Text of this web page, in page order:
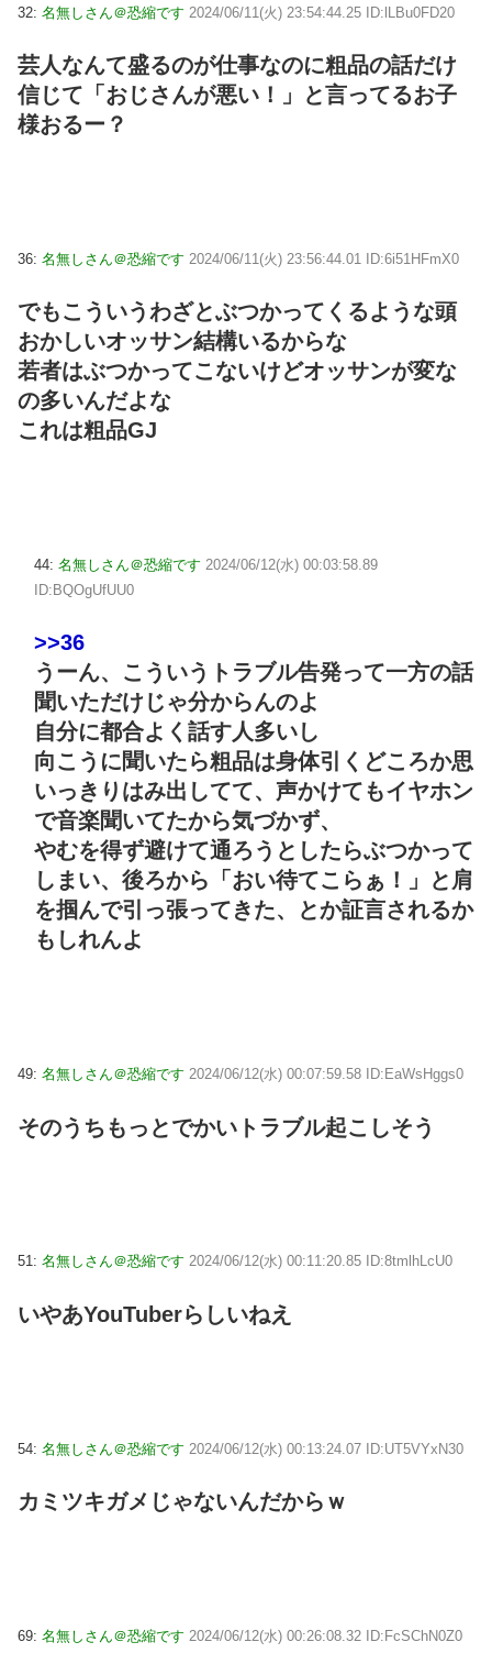
32: 名無しさん＠恐縮です 2024/06/11(火) 23:54:44.25 ID:lLBu0FD20
芸人なんて盛るのが仕事なのに粗品の話だけ
信じて「おじさんが悪い！」と言ってるお子
様おるー？
36: 名無しさん＠恐縮です 2024/06/11(火) 23:56:44.01 ID:6i51HFmX0
でもこういうわざとぶつかってくるような頭
おかしいオッサン結構いるからな
若者はぶつかってこないけどオッサンが変な
の多いんだよな
これは粗品GJ
44: 名無しさん＠恐縮です 2024/06/12(水) 00:03:58.89
ID:BQOgUfUU0
>>36
うーん、こういうトラブル告発って一方の話
聞いただけじゃ分からんのよ
自分に都合よく話す人多いし
向こうに聞いたら粗品は身体引くどころか思
いっきりはみ出してて、声かけてもイヤホン
で音楽聞いてたから気づかず、
やむを得ず避けて通ろうとしたらぶつかって
しまい、後ろから「おい待てこらぁ！」と肩
を掴んで引っ張ってきた、とか証言されるか
もしれんよ
49: 名無しさん＠恐縮です 2024/06/12(水) 00:07:59.58 ID:EaWsHggs0
そのうちもっとでかいトラブル起こしそう
51: 名無しさん＠恐縮です 2024/06/12(水) 00:11:20.85 ID:8tmlhLcU0
いやあYouTuberらしいねえ
54: 名無しさん＠恐縮です 2024/06/12(水) 00:13:24.07 ID:UT5VYxN30
カミツキガメじゃないんだからｗ
69: 名無しさん＠恐縮です 2024/06/12(水) 00:26:08.32 ID:FcSChN0Z0